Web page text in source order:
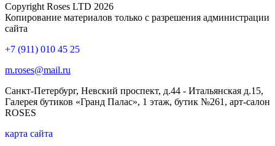
Copyright Roses LTD 2026
Копирование материалов только с разрешения администрации
сайта
+7 (911) 010 45 25
m.roses@mail.ru
Санкт-Петербург, Невский проспект, д.44 - Итальянская д.15,
Галерея бутиков «Гранд Палас», 1 этаж, бутик №261, арт-салон
ROSES
карта сайта